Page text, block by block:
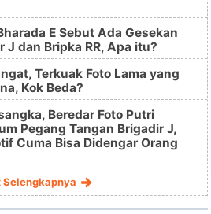
E Sebut Ada Gesekan
dan Bripka RR, Apa itu?
Terkuak Foto Lama yang
Kok Beda?
Beredar Foto Putri
Pegang Tangan Brigadir J,
Cuma Bisa Didengar Orang
Selengkapnya